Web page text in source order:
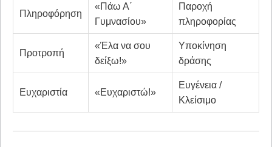
Πληροφόρηση
«Πάω Α΄
Γυμνασίου»
Παροχή
πληροφορίας
Προτροπή
«Έλα να σου
δείξω!»
Υποκίνηση
δράσης
Ευχαριστία «Ευχαριστώ!»
Ευγένεια /
Κλείσιμο